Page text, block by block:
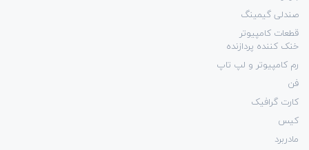
صندلی گیمینگ
قطعات کامپیوتر
خنک کننده پردازنده
رم کامپیوتر و لپ تاپ
فن
کارت گرافیک
کیس
مادربرد